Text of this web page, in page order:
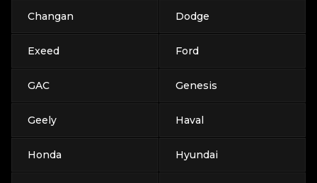
Changan Dodge
Exeed Ford
GAC Genesis
Geely Haval
Honda Hyundai